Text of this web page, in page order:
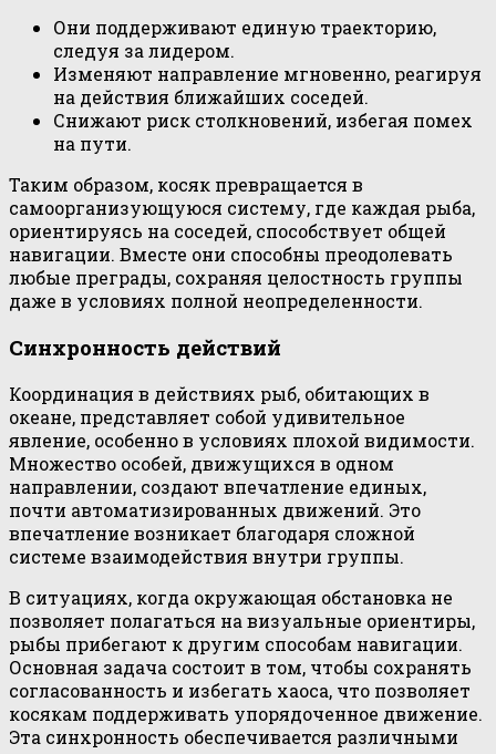
Они поддерживают единую траекторию,
следуя за лидером.
Изменяют направление мгновенно, реагируя
на действия ближайших соседей.
Снижают риск столкновений, избегая помех
на пути.
Таким образом, косяк превращается в
самоорганизующуюся систему, где каждая рыба,
ориентируясь на соседей, способствует общей
навигации. Вместе они способны преодолевать
любые преграды, сохраняя целостность группы
даже в условиях полной неопределенности.
Синхронность действий
Координация в действиях рыб, обитающих в
океане, представляет собой удивительное
явление, особенно в условиях плохой видимости.
Множество особей, движущихся в одном
направлении, создают впечатление единых,
почти автоматизированных движений. Это
впечатление возникает благодаря сложной
системе взаимодействия внутри группы.
В ситуациях, когда окружающая обстановка не
позволяет полагаться на визуальные ориентиры,
рыбы прибегают к другим способам навигации.
Основная задача состоит в том, чтобы сохранять
согласованность и избегать хаоса, что позволяет
косякам поддерживать упорядоченное движение.
Эта синхронность обеспечивается различными